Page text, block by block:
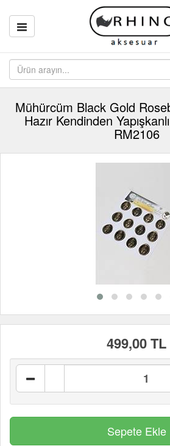
Mühürcüm Black Gold
Hazır Kendinden
RM2106
499,00 TL